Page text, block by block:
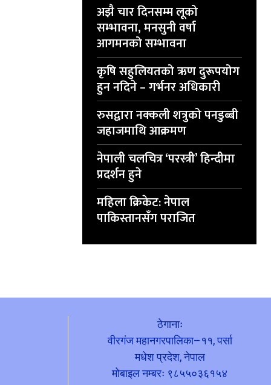
अझै चार दिनसम्म लूको
सम्भावना, मनसुनी वर्षा
आगमनको सम्भावना
कृषि सहुलियतको ऋण दुरूपयोग
हुन नदिने – गर्भनर अधिकारी
रुसद्वारा नक्कली शत्रुको पनडुब्बी
जहाजमाथि आक्रमण
नेपाली चलचित्र ‘परस्त्री’ हिन्दीमा
प्रदर्शन हुने
महिला क्रिकेट: नेपाल
पाकिस्तानसँग पराजित
ठेगानाः
वीरगंज महानगरपालिका–११, पर्सा
मधेश प्रदेश, नेपाल
मोबाइल नम्बरः ९८५५०३६१५४